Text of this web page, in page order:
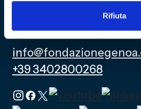
Rifiuta
Fondazione Genoa
Via al Porto Antico 4 |
+39 3402800268